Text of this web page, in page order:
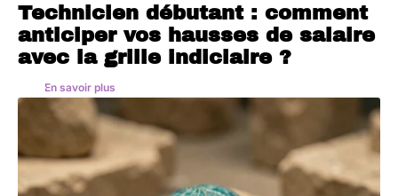
Technicien débutant : comment
anticiper vos hausses de salaire
avec la grille indiciaire ?
En savoir plus